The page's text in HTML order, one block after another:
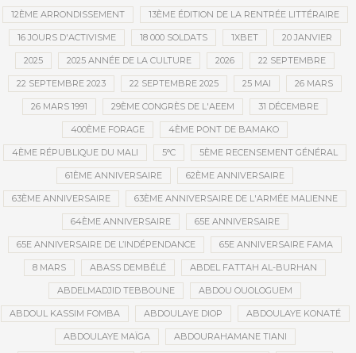
12ÈME ARRONDISSEMENT 13ÈME ÉDITION DE LA RENTRÉE LITTÉRAIRE
16 JOURS D'ACTIVISME 18 000 SOLDATS 1XBET 20 JANVIER
2025 2025 ANNÉE DE LA CULTURE 2026 22 SEPTEMBRE
22 SEPTEMBRE 2023 22 SEPTEMBRE 2025 25 MAI 26 MARS
26 MARS 1991 29ÈME CONGRÈS DE L'AEEM 31 DÉCEMBRE
400ÈME FORAGE 4ÈME PONT DE BAMAKO
4ÈME RÉPUBLIQUE DU MALI 5°C 5ÈME RECENSEMENT GÉNÉRAL
61ÈME ANNIVERSAIRE 62ÈME ANNIVERSAIRE
63ÈME ANNIVERSAIRE 63ÈME ANNIVERSAIRE DE L'ARMÉE MALIENNE
64ÈME ANNIVERSAIRE 65E ANNIVERSAIRE
65E ANNIVERSAIRE DE L’INDÉPENDANCE 65E ANNIVERSAIRE FAMA
8 MARS ABASS DEMBÉLÉ ABDEL FATTAH AL-BURHAN
ABDELMADJID TEBBOUNE ABDOU OUOLOGUEM
ABDOUL KASSIM FOMBA ABDOULAYE DIOP ABDOULAYE KONATÉ
ABDOULAYE MAÏGA ABDOURAHAMANE TIANI